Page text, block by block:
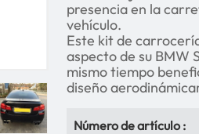
presencia en la
vehículo.
Este kit de
aspecto de su BMW
mismo tiempo
diseño
Número de artículo :